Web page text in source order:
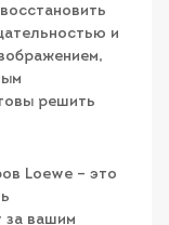
и
решить
Loewe – это
за вашим